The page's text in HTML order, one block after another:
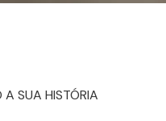
SUA HISTÓRIA